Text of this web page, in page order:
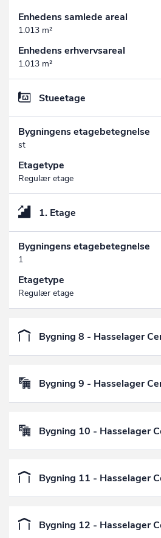
Enhedens samlede areal
1.013 m²
Enhedens erhvervsareal
1.013 m²
Stueetage
Bygningens etagebetegnelse
st
Etagetype
Regulær etage
1. Etage
Bygningens etagebetegnelse
1
Etagetype
Regulær etage
Bygning 8 - Hasselager
Bygning 9 - Hasselager
Bygning 10 - Hasselager
Bygning 11 - Hasselager
Bygning 12 - Hasselager